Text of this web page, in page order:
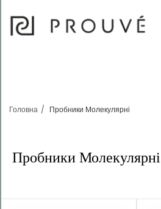
Головна Пробники Молекулярні
Пробники Молекулярні
Фільтри